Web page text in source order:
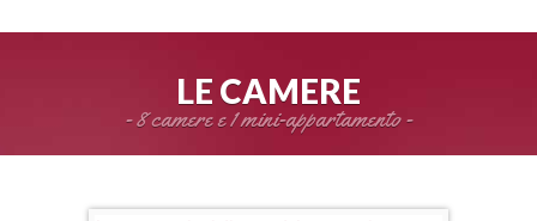
LE CAMERE
- 8 camere e 1 mini-appartamento -